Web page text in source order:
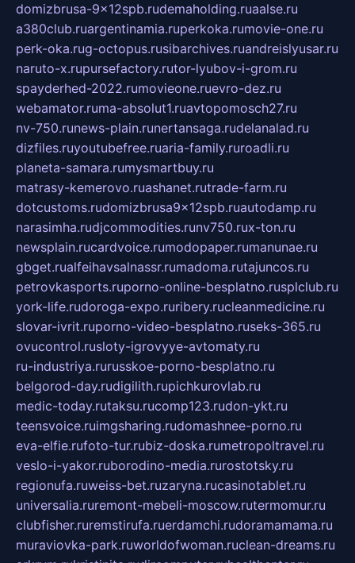
domizbrusa-9x12spb.rudemaholding.ruaalse.ru
a380club.ruargentinamia.ruperkoka.rumovie-one.ru
perk-oka.rug-octopus.rusibarchives.ruandreislyusar.ru
naruto-x.rupursefactory.rutor-lyubov-i-grom.ru
spayderhed-2022.rumovieone.ruevro-dez.ru
webamator.ruma-absolut1.ruavtopomosch27.ru
nv-750.runews-plain.runertansaga.rudelanalad.ru
dizfiles.ruyoutubefree.ruaria-family.ruroadli.ru
planeta-samara.rumysmartbuy.ru
matrasy-kemerovo.ruashanet.rutrade-farm.ru
dotcustoms.rudomizbrusa9x12spb.ruautodamp.ru
narasimha.rudjcommodities.runv750.rux-ton.ru
newsplain.rucardvoice.rumodopaper.rumanunae.ru
gbget.rualfeihavsalnassr.rumadoma.rutajuncos.ru
petrovkasports.ruporno-online-besplatno.rusplclub.ru
york-life.rudoroga-expo.ruribery.rucleanmedicine.ru
slovar-ivrit.ruporno-video-besplatno.ruseks-365.ru
ovucontrol.rusloty-igrovyye-avtomaty.ru
ru-industriya.rurusskoe-porno-besplatno.ru
belgorod-day.rudigilith.rupichkurovlab.ru
medic-today.rutaksu.rucomp123.rudon-ykt.ru
teensvoice.ruimgsharing.rudomashnee-porno.ru
eva-elfie.rufoto-tur.rubiz-doska.rumetropoltravel.ru
veslo-i-yakor.ruborodino-media.rurostotsky.ru
regionufa.ruweiss-bet.ruzaryna.rucasinotablet.ru
universalia.ruremont-mebeli-moscow.rutermomur.ru
clubfisher.ruremstirufa.ruerdamchi.rudoramamama.ru
muraviovka-park.ruworldofwoman.ruclean-dreams.ru